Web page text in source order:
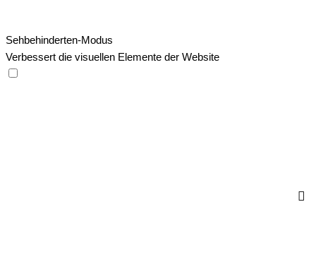
Sehbehinderten-Modus
Verbessert die visuellen Elemente der Website